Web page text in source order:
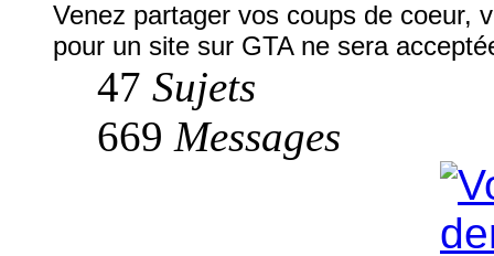
Venez partager vos coups de coeur,
pour un site sur GTA ne sera
47 Sujets
669 Messages